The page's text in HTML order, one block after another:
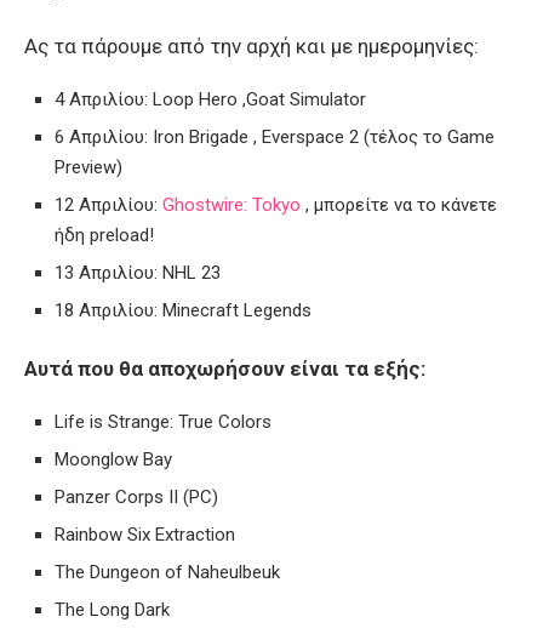
Ας τα πάρουμε από την αρχή και με ημερομηνίες:
4 Απριλίου: Loop Hero ,Goat Simulator
6 Απριλίου: Iron Brigade , Everspace 2 (τέλος το Game
Preview)
12 Απριλίου: Ghostwire: Tokyo , μπορείτε να το κάνετε
ήδη preload!
13 Απριλίου: NHL 23
18 Απριλίου: Minecraft Legends
Αυτά που θα αποχωρήσουν είναι τα εξής:
Life is Strange: True Colors
Moonglow Bay
Panzer Corps II (PC)
Rainbow Six Extraction
The Dungeon of Naheulbeuk
The Long Dark